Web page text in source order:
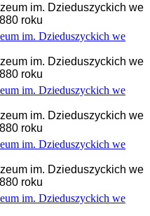
im. Dzieduszyckich we
roku
im. Dzieduszyckich we
roku
im. Dzieduszyckich we
roku
im. Dzieduszyckich we
roku